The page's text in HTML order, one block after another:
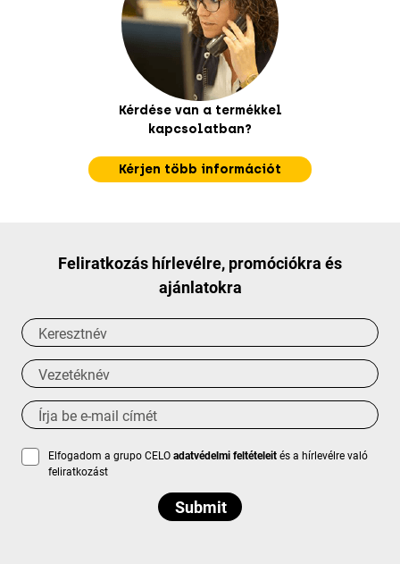
Kérdése van a termékkel
kapcsolatban?
Kérjen több információt
Feliratkozás hírlevélre, promóciókra és
ajánlatokra
Elfogadom a grupo CELOadatvédelmi feltételeit és a hírlevélre való
feliratkozást